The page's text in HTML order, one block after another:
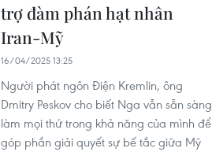
trợ đàm phán hạt nhân
Iran-Mỹ
16/04/2025 13:25
Người phát ngôn Điện Kremlin, ông
Dmitry Peskov cho biết Nga vẫn sẵn sàng
làm mọi thứ trong khả năng của mình để
góp phần giải quyết sự bế tắc giữa Mỹ